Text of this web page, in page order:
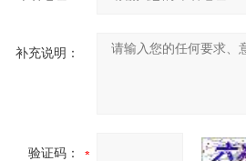
补充说明：
验证码：